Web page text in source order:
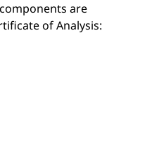
are
of Analysis: